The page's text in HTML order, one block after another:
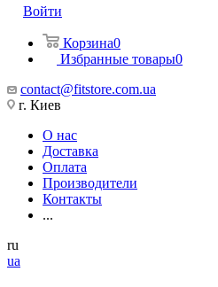
Войти
Корзина0
Избранные товары0
contact@fitstore.com.ua
г. Киев
О нас
Доставка
Оплата
Производители
Контакты
...
ru
ua